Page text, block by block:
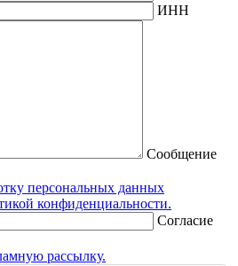
ИНН
Сообщение
персональных данных
конфиденциальности.
Согласие
рассылку.